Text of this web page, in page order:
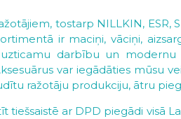
tostarp NILLKIN, ESR,
ir maciņi, vāciņi,
darbību un
var iegādāties mūsu
ražotāju produkciju, ātru
tiešsaistē ar DPD piegādi visā